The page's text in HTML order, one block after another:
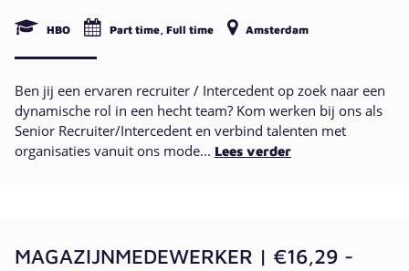
HBO Part time, Full time Amsterdam
Ben jij een ervaren recruiter / Intercedent op zoek naar een
dynamische rol in een hecht team? Kom werken bij ons als
Senior Recruiter/Intercedent en verbind talenten met
organisaties vanuit ons mode... Lees verder
MAGAZIJNMEDEWERKER | €16,29 -